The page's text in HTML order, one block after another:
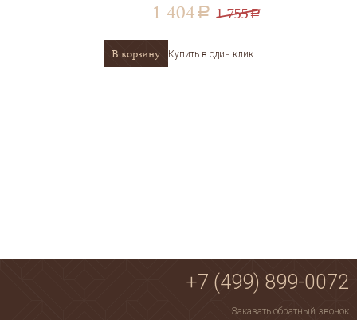
1 404 a 1 755a
В корзину Купить в один клик
+7 (499) 899-0072
Заказать обратный звонок